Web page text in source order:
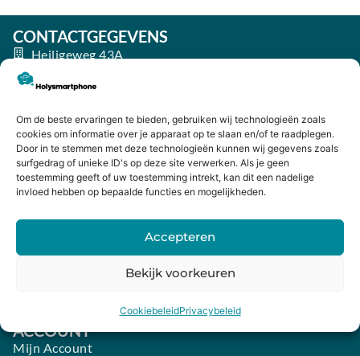
Om de beste ervaringen te bieden, gebruiken wij technologieën zoals
cookies om informatie over je apparaat op te slaan en/of te raadplegen.
Door in te stemmen met deze technologieën kunnen wij gegevens zoals
surfgedrag of unieke ID's op deze site verwerken. Als je geen
toestemming geeft of uw toestemming intrekt, kan dit een nadelige
invloed hebben op bepaalde functies en mogelijkheden.
Accepteren
Bekijk voorkeuren
CookiebeleidPrivacybeleid
CONTACTGEGEVENS
Heiligeweg 43A
1561 DE, Krommenie
info@holysmartphone.nl
Maandag:
11:00 - 18:00
Dinsdag:
09:00 - 18:00
Woensdag:
09:00 - 18:00
Donderdag:
09:00 - 18:00
Gesloten ​ ​ ​ ​ ​ ​ ​
ACCOUNT
Mijn Account